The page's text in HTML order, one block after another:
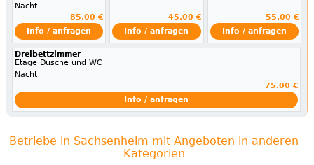
Nacht
85.00 €
Info / anfragen
45.00 €
Info / anfragen
55.00 €
Info / anfragen
Dreibettzimmer
Etage Dusche und WC
Nacht
75.00 €
Info / anfragen
Betriebe in Sachsenheim mit Angeboten in anderen
Kategorien